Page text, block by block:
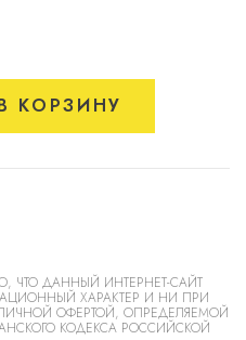
КОРЗИНУ
ЧТО ДАННЫЙ ИНТЕРНЕТ-САЙТ
ХАРАКТЕР И НИ ПРИ
ОФЕРТОЙ, ОПРЕДЕЛЯЕМОЙ
КОДЕКСА РОССИЙСКОЙ